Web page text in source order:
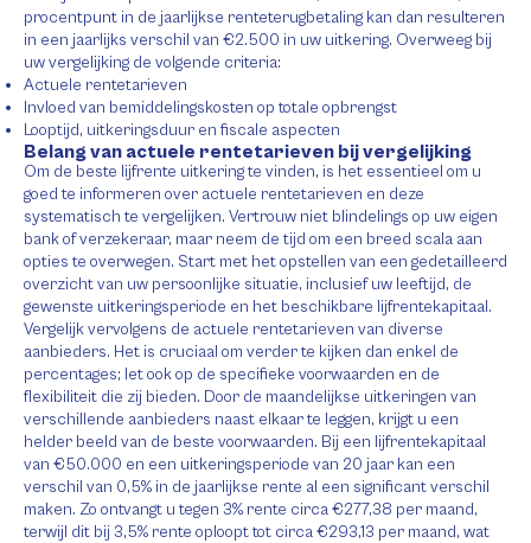
procentpunt in de jaarlijkse renteterugbetaling kan dan resulteren
in een jaarlijks verschil van €2.500 in uw uitkering. Overweeg bij
uw vergelijking de volgende criteria:
Actuele rentetarieven
Invloed van bemiddelingskosten op totale opbrengst
Looptijd, uitkeringsduur en fiscale aspecten
Belang van actuele rentetarieven bij vergelijking
Om de beste lijfrente uitkering te vinden, is het essentieel om u
goed te informeren over actuele rentetarieven en deze
systematisch te vergelijken. Vertrouw niet blindelings op uw eigen
bank of verzekeraar, maar neem de tijd om een breed scala aan
opties te overwegen. Start met het opstellen van een gedetailleerd
overzicht van uw persoonlijke situatie, inclusief uw leeftijd, de
gewenste uitkeringsperiode en het beschikbare lijfrentekapitaal.
Vergelijk vervolgens de actuele rentetarieven van diverse
aanbieders. Het is cruciaal om verder te kijken dan enkel de
percentages; let ook op de specifieke voorwaarden en de
flexibiliteit die zij bieden. Door de maandelijkse uitkeringen van
verschillende aanbieders naast elkaar te leggen, krijgt u een
helder beeld van de beste voorwaarden. Bij een lijfrentekapitaal
van €50.000 en een uitkeringsperiode van 20 jaar kan een
verschil van 0,5% in de jaarlijkse rente al een significant verschil
maken. Zo ontvangt u tegen 3% rente circa €277,38 per maand,
terwijl dit bij 3,5% rente oploopt tot circa €293,13 per maand, wat